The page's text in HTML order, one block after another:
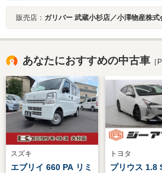
販売店： ガリバー 武蔵小杉店／小澤物産株式
あなたにおすすめの中古車 ［
スズキ
エブリイ 660 PA リミ
トヨタ
プリウス 1.8